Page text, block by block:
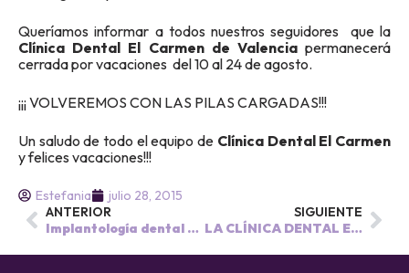
Queríamos informar a todos nuestros seguidores que la
Clínica Dental El Carmen de Valenciapermanecerá
cerrada por vacaciones del 10 al 24 de agosto.
¡¡¡ VOLVEREMOS CON LAS PILAS CARGADAS!!!
Un saludo de todo el equipo de Clínica Dental El Carmen
y felices vacaciones!!!
Estefania
julio 28, 2015
ANTERIOR
Implantología dental en la Clínica Dental El Carmen de Valencia
SIGUIENTE
LA CLÍNICA DENTAL EL CARMEN DE VALENCIA YA ESTÁ DE VUELTA!!